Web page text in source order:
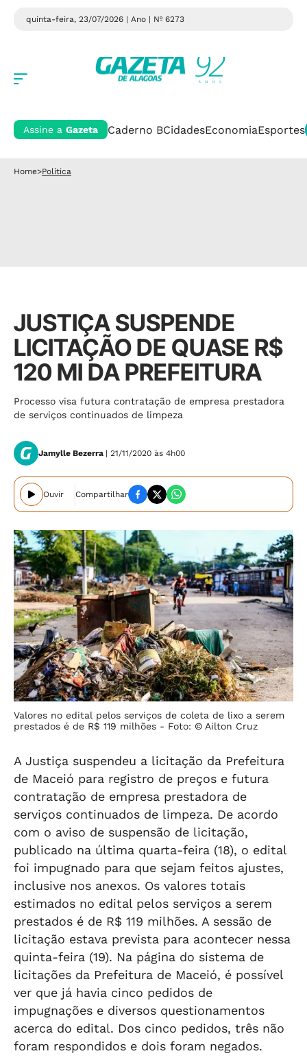
quinta-feira, 23/07/2026 | Ano | Nº 6273
Assine a Gazeta Caderno BCidadesEconomiaEsportes
Home>Política
JUSTIÇA SUSPENDE
LICITAÇÃO DE QUASE R$
120 MI DA PREFEITURA
Processo visa futura contratação de empresa prestadora
de serviços continuados de limpeza
Jamylle Bezerra | 21/11/2020 às 4h00
Ouvir Compartilhar
Valores no edital pelos serviços de coleta de lixo a serem
prestados é de R$ 119 milhões - Foto: © Ailton Cruz
A Justiça suspendeu a licitação da Prefeitura
de Maceió para registro de preços e futura
contratação de empresa prestadora de
serviços continuados de limpeza. De acordo
com o aviso de suspensão de licitação,
publicado na última quarta-feira (18), o edital
foi impugnado para que sejam feitos ajustes,
inclusive nos anexos. Os valores totais
estimados no edital pelos serviços a serem
prestados é de R$ 119 milhões. A sessão de
licitação estava prevista para acontecer nessa
quinta-feira (19). Na página do sistema de
licitações da Prefeitura de Maceió, é possível
ver que já havia cinco pedidos de
impugnações e diversos questionamentos
acerca do edital. Dos cinco pedidos, três não
foram respondidos e dois foram negados.